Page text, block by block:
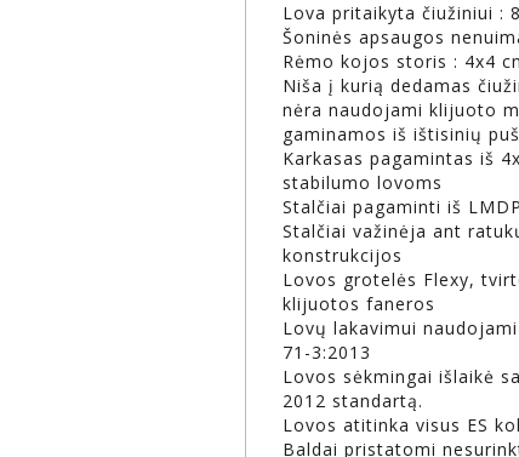
Lova pritaikyta čiužiniui :
Šoninės apsaugos
Rėmo kojos storis : 4x4
Niša į kurią dedamas
nėra naudojami klijuoto
gaminamos iš ištisinių
Karkasas pagamintas iš
stabilumo lovoms
Stalčiai pagaminti iš
Stalčiai važinėja ant
konstrukcijos
Lovos grotelės Flexy,
klijuotos faneros
Lovų lakavimui
71-3:2013
Lovos sėkmingai išlaikė
2012 standartą.
Lovos atitinka visus ES
Baldai pristatomi